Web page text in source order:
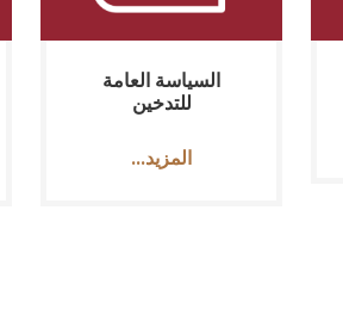
السياسة العامة
للتدخين
...المزيد